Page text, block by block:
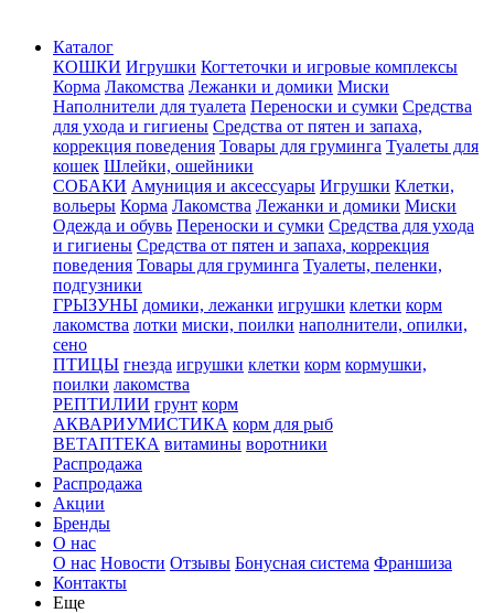
Каталог
КОШКИ Игрушки Когтеточки и игровые комплексы
Корма Лакомства Лежанки и домики Миски
Наполнители для туалета Переноски и сумки Средства
для ухода и гигиены Средства от пятен и запаха,
коррекция поведения Товары для груминга Туалеты для
кошек Шлейки, ошейники
СОБАКИ Амуниция и аксессуары Игрушки Клетки,
вольеры Корма Лакомства Лежанки и домики Миски
Одежда и обувь Переноски и сумки Средства для ухода
и гигиены Средства от пятен и запаха, коррекция
поведения Товары для груминга Туалеты, пеленки,
подгузники
ГРЫЗУНЫ домики, лежанки игрушки клетки корм
лакомства лотки миски, поилки наполнители, опилки,
сено
ПТИЦЫ гнезда игрушки клетки корм кормушки,
поилки лакомства
РЕПТИЛИИ грунт корм
АКВАРИУМИСТИКА корм для рыб
ВЕТАПТЕКА витамины воротники
Распродажа
Распродажа
Акции
Бренды
О нас
О нас Новости Отзывы Бонусная система Франшиза
Контакты
Еще